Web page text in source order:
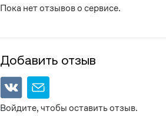
Пока нет отзывов о сервисе.
Добавить отзыв
Войдите, чтобы оставить отзыв.